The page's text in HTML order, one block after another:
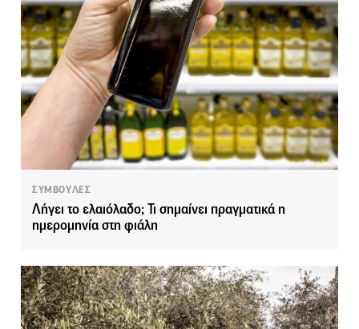
ΣΥΜΒΟΥΛΕΣ
Λήγει το ελαιόλαδο; Τι σημαίνει πραγματικά η
ημερομηνία στη φιάλη